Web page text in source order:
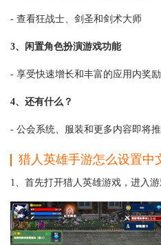
- 查看狂战士、剑圣和剑术大师
3、闲置角色扮演游戏功能
- 享受快速增长和丰富的应用内奖励
4、还有什么？
- 公会系统、服装和更多内容即将推
猎人英雄手游怎么设置中
1、首先打开猎人英雄游戏，进入